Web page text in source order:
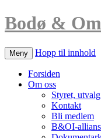
Bodø &
Meny Hopp til innhold
Forsiden
Om oss
Styret,
Kontakt
Bli medlem
B&OI-